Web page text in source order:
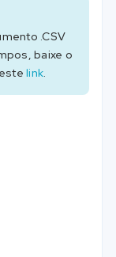
.CSV
baixe o
link.